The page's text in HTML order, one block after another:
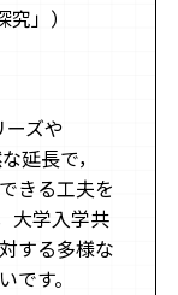
」）
ズや
延長で，
きる工夫を
大学入学共
する多様な
す。